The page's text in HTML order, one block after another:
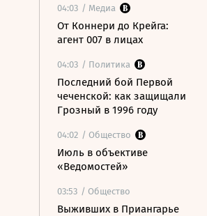
04:03 / Медиа
От Коннери до Крейга:
агент 007 в лицах
04:03 / Политика
Последний бой Первой
чеченской: как защищали
Грозный в 1996 году
04:02 / Общество
Июль в объективе
«Ведомостей»
03:53 / Общество
Выживших в Приангарье